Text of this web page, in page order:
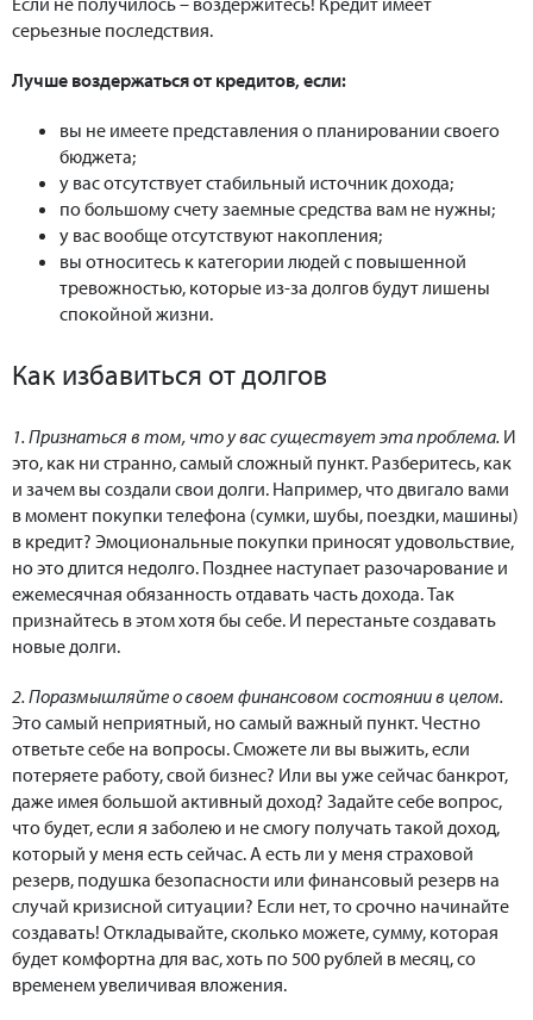
серьезные последствия.
Лучше воздержаться от кредитов, если:
вы не имеете представления о планировании своего
бюджета;
у вас отсутствует стабильный источник дохода;
по большому счету заемные средства вам не нужны;
у вас вообще отсутствуют накопления;
вы относитесь к категории людей с повышенной
тревожностью, которые из-за долгов будут лишены
спокойной жизни.
Как избавиться от долгов
1. Признаться в том, что у вас существует эта проблема. И
это, как ни странно, самый сложный пункт. Разберитесь, как
и зачем вы создали свои долги. Например, что двигало вами
в момент покупки телефона (сумки, шубы, поездки, машины)
в кредит? Эмоциональные покупки приносят удовольствие,
но это длится недолго. Позднее наступает разочарование и
ежемесячная обязанность отдавать часть дохода. Так
признайтесь в этом хотя бы себе. И перестаньте создавать
новые долги.
2. Поразмышляйте о своем финансовом состоянии в целом.
Это самый неприятный, но самый важный пункт. Честно
ответьте себе на вопросы. Сможете ли вы выжить, если
потеряете работу, свой бизнес? Или вы уже сейчас банкрот,
даже имея большой активный доход? Задайте себе вопрос,
что будет, если я заболею и не смогу получать такой доход,
который у меня есть сейчас. А есть ли у меня страховой
резерв, подушка безопасности или финансовый резерв на
случай кризисной ситуации? Если нет, то срочно начинайте
создавать! Откладывайте, сколько можете, сумму, которая
будет комфортна для вас, хоть по 500 рублей в месяц, со
временем увеличивая вложения.